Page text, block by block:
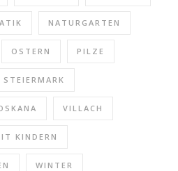
NATURGARTEN
OSTERN PILZE
STEIERMARK
VILLACH
KINDERN
WINTER